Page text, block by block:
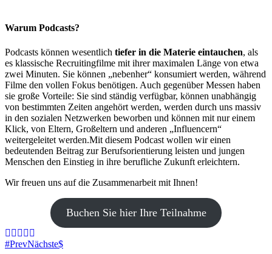
Warum Podcasts?
Podcasts können wesentlich tiefer in die Materie eintauchen, als
es klassische Recruitingfilme mit ihrer maximalen Länge von etwa
zwei Minuten. Sie können „nebenher“ konsumiert werden, während
Filme den vollen Fokus benötigen. Auch gegenüber Messen haben
sie große Vorteile: Sie sind ständig verfügbar, können unabhängig
von bestimmten Zeiten angehört werden, werden durch uns massiv
in den sozialen Netzwerken beworben und können mit nur einem
Klick, von Eltern, Großeltern und anderen „Influencern“
weitergeleitet werden.Mit diesem Podcast wollen wir einen
bedeutenden Beitrag zur Berufsorientierung leisten und jungen
Menschen den Einstieg in ihre berufliche Zukunft erleichtern.
Wir freuen uns auf die Zusammenarbeit mit Ihnen!
Buchen Sie hier Ihre Teilnahme
PrevNächste